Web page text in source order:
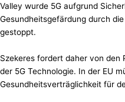
Valley wurde 5G aufgrund
Gesundheitsgefärdung durch
gestoppt.
Szekeres fordert daher von den
der 5G Technologie. In der EU
Gesundheitsverträglichkeit für